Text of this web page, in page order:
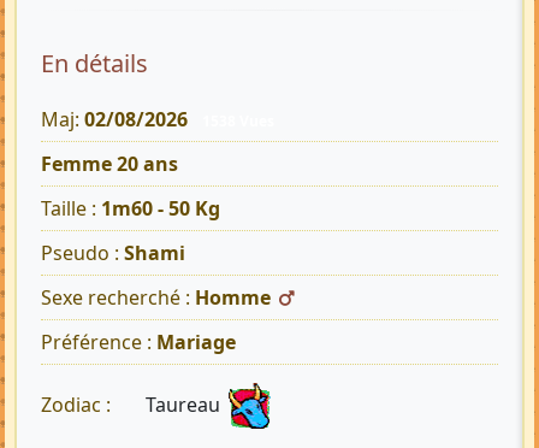
En détails
Maj: 02/08/2026
Femme 20 ans
Taille : 1m60 - 50 Kg
Pseudo : Shami
Sexe recherché : Homme
Préférence : Mariage
Zodiac : Taureau